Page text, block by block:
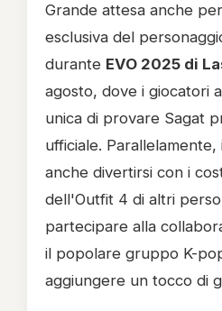
Grande attesa anche
esclusiva del
durante EVO 2025 di
agosto, dove i giocatori
unica di provare Sagat
ufficiale.
anche divertirsi con i
dell'Outfit 4 di altri
partecipare alla
il popolare gruppo K-
aggiungere un tocco di